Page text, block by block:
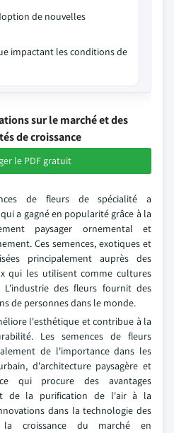
de nouvelles
impactant les conditions de
sur le marché et des
de croissance
le PDF gratuit
de fleurs de spécialité a
a gagné en popularité grâce à la
paysager ornemental et
Ces semences, exotiques et
principalement auprès des
qui les utilisent comme cultures
L'industrie des fleurs fournit des
de personnes dans le monde.
l'esthétique et contribue à la
Les semences de fleurs
de l'importance dans les
d'architecture paysagère et
qui procure des avantages
de la purification de l'air à la
dans la technologie des
la croissance du marché en